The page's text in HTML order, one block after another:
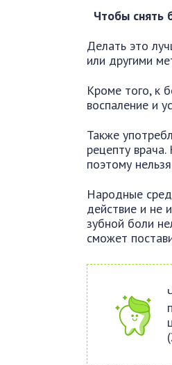
Чтобы снять
Делать это
или другими
Кроме того, к
воспаление и
Также
рецепту
поэтому
Народные
действие и не
зубной боли
сможет